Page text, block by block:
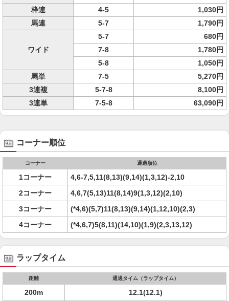
枠連
4-5
1,030円
馬連
5-7 1,790円
ワイド
5-7
680円
7-8
1,780円
5-8
1,050円
馬単
7-5
5,270円
3連複
5-7-8
8,100円
3連単
7-5-8 63,090円
コーナー順位
コーナー 通過順位
1コーナー
4,6-7,5,11(8,13)(9,14)(1,3,12)-2,10
2コーナー
4,6,7(5,13)11(8,14)9(1,3,12)(2,10)
3コーナー
(*4,6)(5,7)11(8,13)(9,14)(1,12,10)(2,3)
4コーナー
(*4,6,7)5(8,11)(14,10)(1,9)(2,3,13,12)
ラップタイム
距離 通過タイム（ラップタイム）
200m
12.1(12.1)